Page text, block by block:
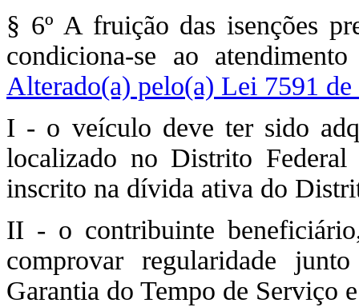
§ 6º A fruição das isenções
condiciona-se ao
Alterado(a) pelo(a) Lei 7591
I - o veículo deve ter sido
localizado no Distrito
inscrito na dívida ativa do
II - o contribuinte
comprovar regularidade
Garantia do Tempo de Serviço